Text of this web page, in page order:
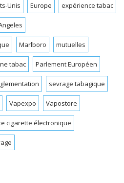
Unis Europe expérience tabac
Marlboro mutuelles
tabac Parlement Européen
sevrage tabagique
Vapexpo Vapostore
cigarette électronique